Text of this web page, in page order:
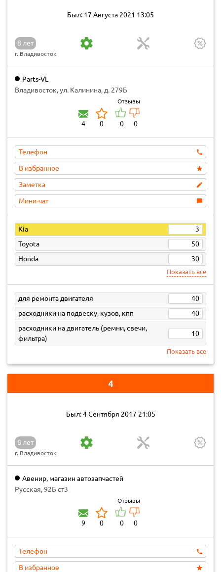
Был: 17 Августа 2021 13:05
8 лет
г. Владивосток
Parts-VL
Владивосток, ул. Калинина, д. 279Б
4 0
Отзывы
0 0
Телефон
В избранное
Заметка
Мини-чат
Kia
3
Toyota
50
Honda
30
Показать все
для ремонта двигателя
40
расходники на подвеску, кузов, кпп
40
расходники на двигатель (ремни, свечи,
фильтра)
10
Показать все
4
Был: 4 Сентября 2017 21:05
8 лет
г. Владивосток
Авенир, магазин автозапчастей
Русская, 92Б ст3
9 0
Отзывы
0 0
Телефон
В избранное